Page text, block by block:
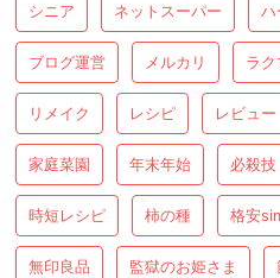
シニア ネットスーパー ハ
ブログ運営 メルカリ ラク
リメイク レシピ レビュー
家庭菜園 年末年始 必殺技
時短レシピ 柿の種 格安
無印良品 監獄のお姫さま